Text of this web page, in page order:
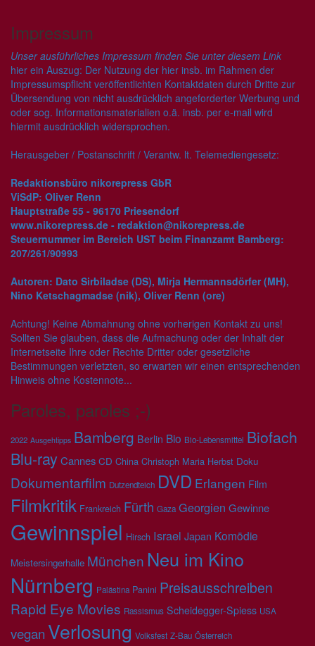
Impressum
Unser ausführliches Impressum finden Sie unter diesem Link
hier ein Auszug: Der Nutzung der hier insb. im Rahmen der
Impressumspflicht veröffentlichten Kontaktdaten durch Dritte zur
Übersendung von nicht ausdrücklich angeforderter Werbung und
oder sog. Informationsmaterialien o.ä. insb. per e-mail wird
hiermit ausdrücklich widersprochen.
Herausgeber / Postanschrift / Verantw. lt. Telemediengesetz:
Redaktionsbüro nikorepress GbR
ViSdP: Oliver Renn
Hauptstraße 55 - 96170 Priesendorf
www.nikorepress.de - redaktion@nikorepress.de
Steuernummer im Bereich UST beim Finanzamt Bamberg:
207/261/90993
Autoren: Dato Sirbiladse (DS), Mirja Hermannsdörfer (MH),
Nino Ketschagmadse (nik), Oliver Renn (ore)
Achtung! Keine Abmahnung ohne vorherigen Kontakt zu uns!
Sollten Sie glauben, dass die Aufmachung oder der Inhalt der
Internetseite Ihre oder Rechte Dritter oder gesetzliche
Bestimmungen verletzten, so erwarten wir einen entsprechenden
Hinweis ohne Kostennote...
Paroles, paroles ;-)
2022 Ausgehtipps Bamberg Berlin Bio Bio-Lebensmittel Biofach
Blu-rayCannes CD China Christoph Maria Herbst Doku
Dokumentarfilm Dutzendteich DVD Erlangen Film
Filmkritik Frankreich Fürth Gaza Georgien Gewinne
Gewinnspiel Hirsch Israel Japan Komödie
Meistersingerhalle München Neu im Kino
Nürnberg Palästina Panini Preisausschreiben
Rapid Eye Movies Rassismus Scheidegger-Spiess USA
vegan Verlosung Volksfest Z-Bau Österreich